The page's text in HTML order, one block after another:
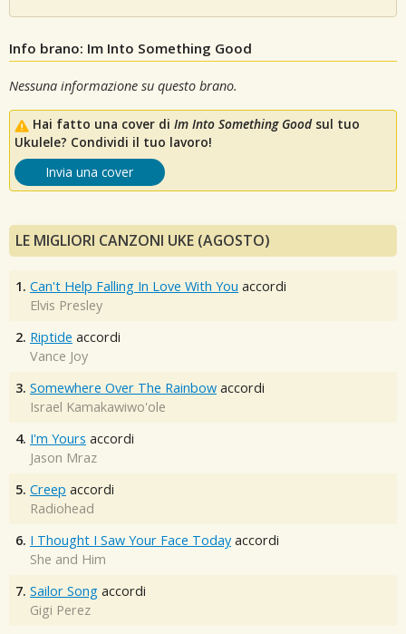
Info brano: Im Into Something Good
Nessuna informazione su questo brano.
Hai fatto una cover di Im Into Something Goodsul tuo
Ukulele? Condividi il tuo lavoro!
Invia una cover
LE MIGLIORI CANZONI UKE (AGOSTO)
1. Can't Help Falling In Love With You accordi
Elvis Presley
2. Riptide accordi
Vance Joy
3. Somewhere Over The Rainbow accordi
Israel Kamakawiwo'ole
4. I'm Yours accordi
Jason Mraz
5. Creep accordi
Radiohead
6. I Thought I Saw Your Face Today accordi
She and Him
7. Sailor Song accordi
Gigi Perez